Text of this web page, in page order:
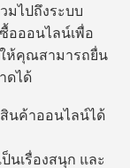
มไปถึงระบบ
อออนไลน์เพื่อ
ห้คุณสามารถยื่น
ดได้
นค้าออนไลน์ได้
นเรื่องสนุก และ